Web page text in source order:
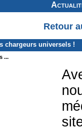
Retour
chargeurs universels !
...